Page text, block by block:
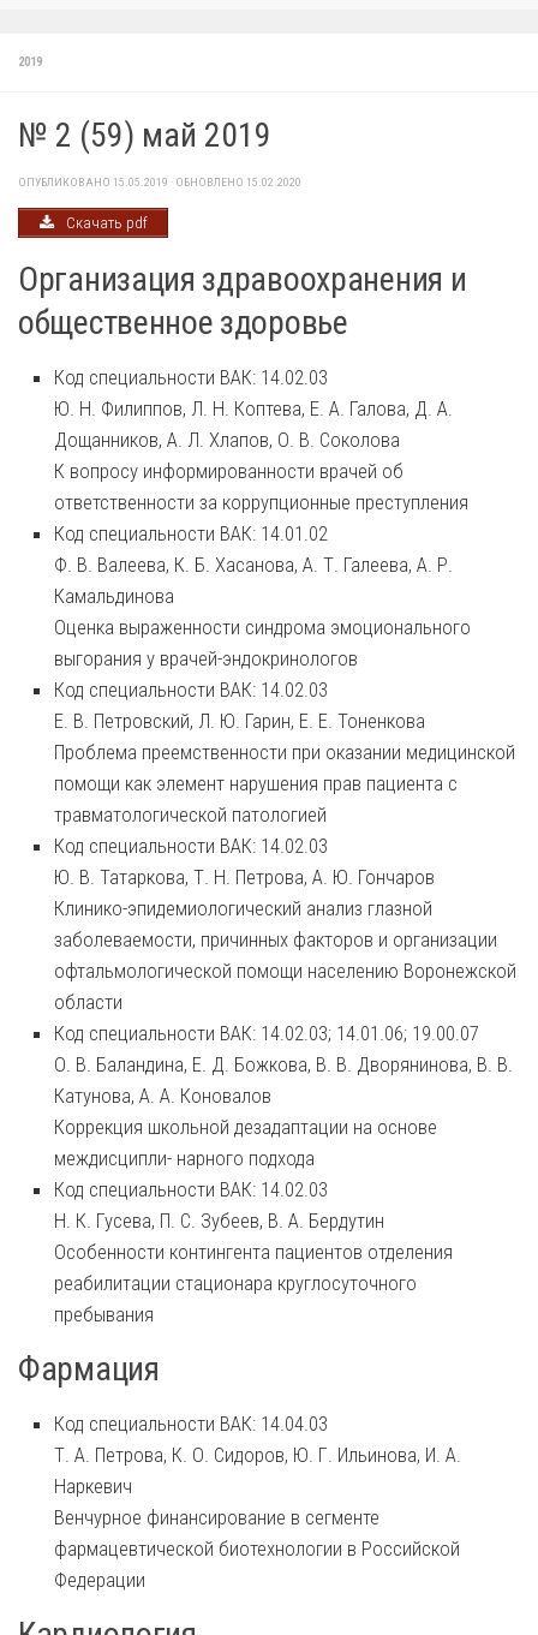
2019
№ 2 (59) май 2019
ОПУБЛИКОВАНО 15.05.2019 · ОБНОВЛЕНО 15.02.2020
Скачать pdf
Организация здравоохранения и
общественное здоровье
Код специальности ВАК: 14.02.03
Ю. Н. Филиппов, Л. Н. Коптева, Е. А. Галова, Д. А.
Дощанников, А. Л. Хлапов, О. В. Соколова
К вопросу информированности врачей об
ответственности за коррупционные преступления
Код специальности ВАК: 14.01.02
Ф. В. Валеева, К. Б. Хасанова, А. Т. Галеева, А. Р.
Камальдинова
Оценка выраженности синдрома эмоционального
выгорания у врачей-эндокринологов
Код специальности ВАК: 14.02.03
Е. В. Петровский, Л. Ю. Гарин, Е. Е. Тоненкова
Проблема преемственности при оказании медицинской
помощи как элемент нарушения прав пациента с
травматологической патологией
Код специальности ВАК: 14.02.03
Ю. В. Татаркова, Т. Н. Петрова, А. Ю. Гончаров
Клинико-эпидемиологический анализ глазной
заболеваемости, причинных факторов и организации
офтальмологической помощи населению Воронежской
области
Код специальности ВАК: 14.02.03; 14.01.06; 19.00.07
О. В. Баландина, Е. Д. Божкова, В. В. Дворянинова, В. В.
Катунова, А. А. Коновалов
Коррекция школьной дезадаптации на основе
междисципли- нарного подхода
Код специальности ВАК: 14.02.03
Н. К. Гусева, П. С. Зубеев, В. А. Бердутин
Особенности контингента пациентов отделения
реабилитации стационара круглосуточного
пребывания
Фармация
Код специальности ВАК: 14.04.03
Т. А. Петрова, К. О. Сидоров, Ю. Г. Ильинова, И. А.
Наркевич
Венчурное финансирование в сегменте
фармацевтической биотехнологии в Российской
Федерации